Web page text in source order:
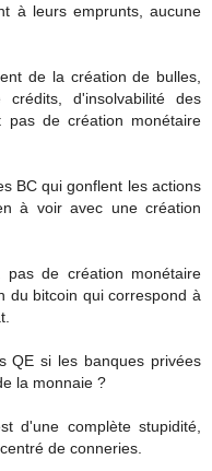
à leurs emprunts, aucune
de la création de bulles,
d'insolvabilité des
pas de création monétaire
BC qui gonflent les actions
à voir avec une création
de création monétaire
du bitcoin qui correspond à
QE si les banques privées
la monnaie ?
d'une complète stupidité,
de conneries.